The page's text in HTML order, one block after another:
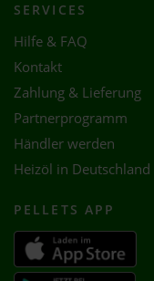
SERVICES
Hilfe & FAQ
Kontakt
Zahlung & Lieferung
Partnerprogramm
Händler werden
Heizöl in Deutschland
PELLETS APP